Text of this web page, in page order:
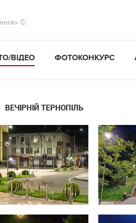
©
ВІДЕО ФОТОКОНКУРС
ВЕЧІРНІЙ ТЕРНОПІЛЬ